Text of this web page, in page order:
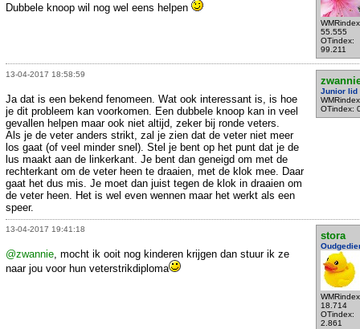
55.555
OTindex:
99.211
Dubbele knoop wil nog wel eens helpen
13-04-2017 18:58:59
Junior lid
OTindex:
Ja dat is een bekend fenomeen. Wat ook interessant is, is hoe
je dit probleem kan voorkomen. Een dubbele knoop kan in veel
gevallen helpen maar ook niet altijd, zeker bij ronde veters.
Als je de veter anders strikt, zal je zien dat de veter niet meer
los gaat (of veel minder snel). Stel je bent op het punt dat je de
lus maakt aan de linkerkant. Je bent dan geneigd om met de
rechterkant om de veter heen te draaien, met de klok mee. Daar
gaat het dus mis. Je moet dan juist tegen de klok in draaien om
de veter heen. Het is wel even wennen maar het werkt als een
speer.
13-04-2017 19:41:18
stora
18.714
OTindex:
2.861
@zwannie, mocht ik ooit nog kinderen krijgen dan stuur ik ze
naar jou voor hun veterstrikdiploma